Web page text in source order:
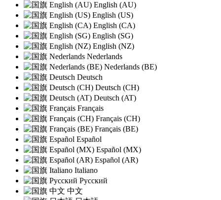
English (AU)
English (US)
English (CA)
English (SG)
English (NZ)
Nederlands
Nederlands (BE)
Deutsch
Deutsch (CH)
Deutsch (AT)
Français
Français (CH)
Français (BE)
Español
Español (MX)
Español (AR)
Italiano
Русский
中文